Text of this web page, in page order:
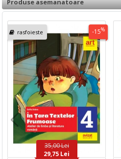
Produse asemanatoare
rasfoieste -15%
35,00 Lei
29,75 Lei